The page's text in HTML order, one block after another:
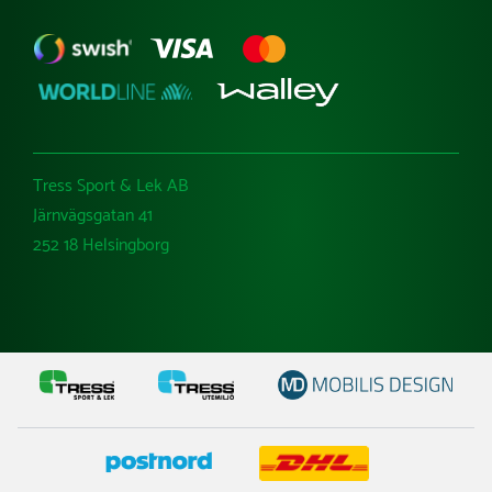
Tress Sport & Lek AB
Järnvägsgatan 41
252 18 Helsingborg